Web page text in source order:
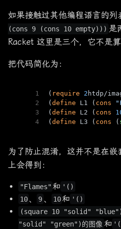
如果接触过其他编程语言的列
(cons 9 (cons 10 empty))) 是
Racket 这里是三个，它不是
把代码简化为：
1
2
3
4
( require 2 htdp/
(define L1 ( cons
(define L2 ( cons
(define L3 ( cons (
为了防止混淆，这并不是在嵌
上会得到：
"Flames" 和 '()
10 、 9 、 10和 '()
(square 10 "solid" "blue")
"solid" "green")的图像 和